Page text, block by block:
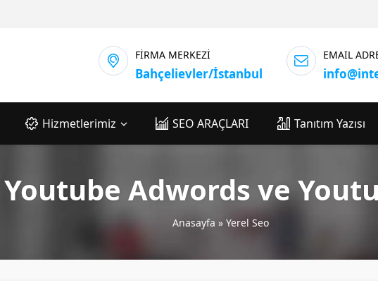
FİRMA MERKEZİ
Bahçelievler/İstanbul
EMAIL
Hizmetlerimiz SEO ARAÇLARI Tanıtım Yazısı
Adwords ve
Anasayfa » Yerel Seo